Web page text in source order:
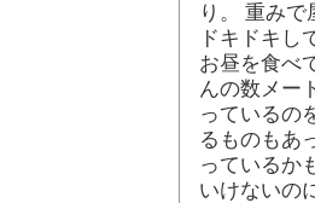
り。 重み
ドキドキし
お昼を食べ
んの数メー
っているの
るものもあ
っているか
いけないの